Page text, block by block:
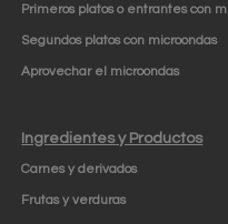
Primeros platos o entrantes con
Segundos platos con microondas
Aprovechar el microondas
Ingredientes y Productos
Carnes y derivados
Frutas y verduras